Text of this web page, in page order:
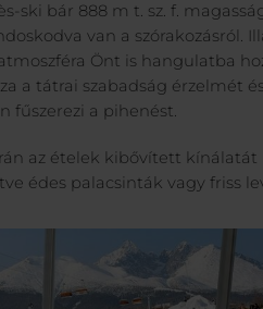
ski bár 888 m t. sz. f.
van a szórakozásról.
Önt is hangulatba
a tátrai szabadság érzelmét
fűszerezi a pihenést.
az ételek kibővített kínálatát
édes palacsinták vagy friss